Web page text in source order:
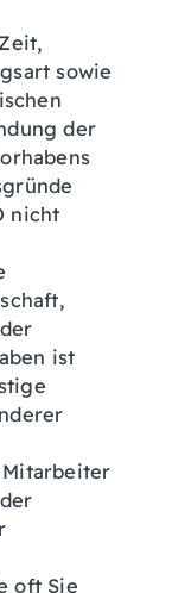
sowie
der
nicht
ist
oft Sie